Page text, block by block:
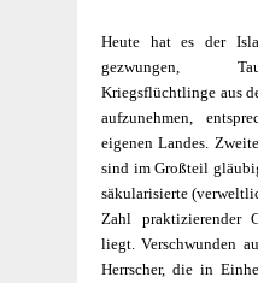
Heute hat es der
gezwungen,
Kriegsflüchtlinge aus
aufzunehmen,
eigenen Landes.
sind im Großteil
sä­kularisierte
Zahl praktizierender
liegt. Verschwunden
Herrscher, die in